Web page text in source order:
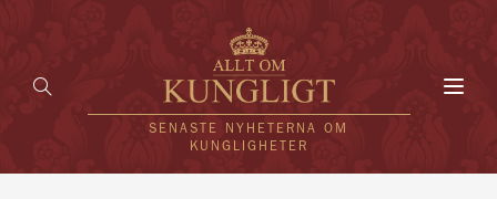
SENASTE NYHETERNA OM
KUNGLIGHETER